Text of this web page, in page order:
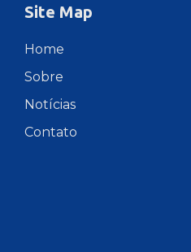
Site Map
Home
Sobre
Notícias
Contato